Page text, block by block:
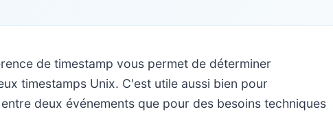
de timestamp vous permet de déterminer
timestamps Unix. C'est utile aussi bien pour
deux événements que pour des besoins techniques